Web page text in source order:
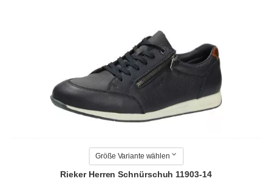
Größe Variante wählen
Rieker Herren Schnürschuh 11903-14